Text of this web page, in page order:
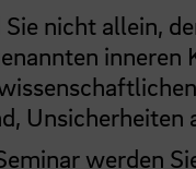
nicht allein,
Unsicherheiten
werden